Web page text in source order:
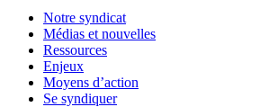
Notre syndicat
Médias et nouvelles
Ressources
Enjeux
Moyens d’action
Se syndiquer